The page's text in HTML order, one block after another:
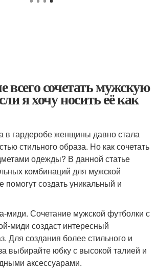
сочетать мужскую
я хочу носить её как
в гардеробе женщины давно стала
стильного образа. Но как сочетать
одежды? В данной статье
комбинаций для мужской
помогут создать уникальный и
миди. Сочетание мужской футболки с
миди создаст интересный
Для создания более стильного и
выбирайте юбку с высокой талией и
аксессуарами.